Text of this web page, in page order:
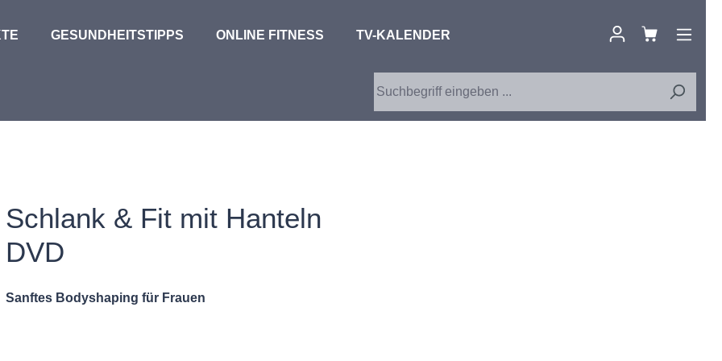
GESUNDHEITSTIPPS ONLINE FITNESS TV-KALENDER
Schlank & Fit mit Hanteln
DVD
Sanftes Bodyshaping für Frauen